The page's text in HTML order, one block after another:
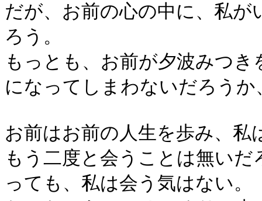
だが、お前の心の中に、私
ろう。
もっとも、お前が夕波みつ
になってしまわないだろう
お前はお前の人生を歩み、私
もう二度と会うことは無い
っても、私は会う気はない。